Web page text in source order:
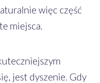
więc część
miejsca.
jest dyszenie. Gdy